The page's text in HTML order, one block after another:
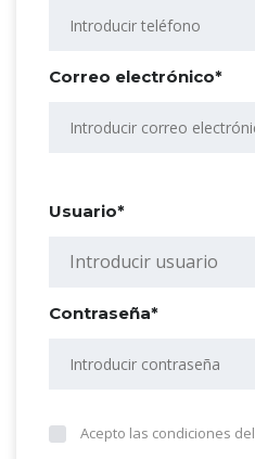
Correo electrónico*
Usuario*
Contraseña*
Acepto las condiciones del